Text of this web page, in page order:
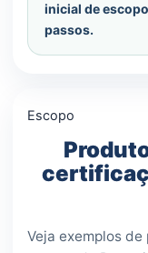
inicial de
passos.
Escopo
Veja exemplos